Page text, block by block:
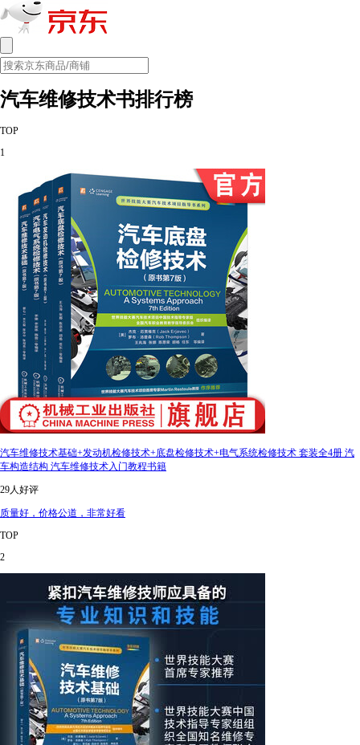
汽车维修技术书排行榜
TOP
1
汽车维修技术基础+发动机检修技术+底盘检修技术+电气系统检修技术 套装全4册 汽
车构造结构 汽车维修技术入门教程书籍
29人好评
质量好，价格公道，非常好看
TOP
2